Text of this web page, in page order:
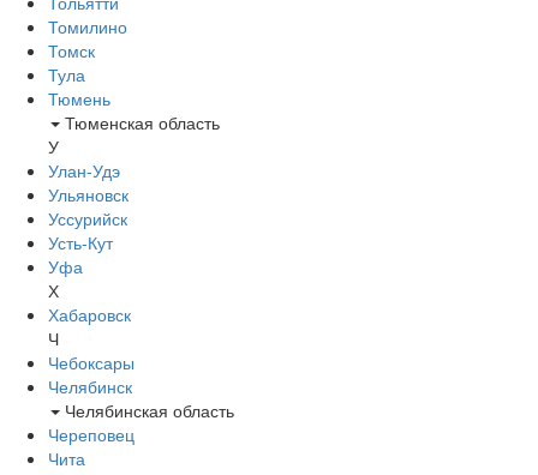
Томилино
Томск
Тула
Тюмень
Тюменская область
У
Улан-Удэ
Ульяновск
Уссурийск
Усть-Кут
Уфа
Х
Хабаровск
Ч
Чебоксары
Челябинск
Челябинская область
Череповец
Чита